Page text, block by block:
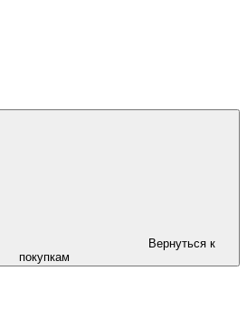
Вернуться к
покупкам